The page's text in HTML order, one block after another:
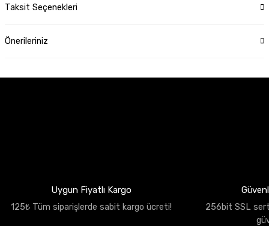
Taksit Seçenekleri
Önerileriniz
Uygun Fiyatlı Kargo
125₺ Tüm siparişlerde sabit kargo ücreti!
256bit SSL